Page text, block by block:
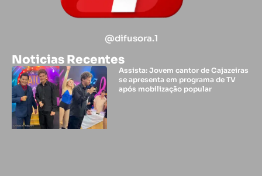
@difusora.1
Noticias Recentes
Assista: Jovem cantor de Cajazeiras
se apresenta em programa de TV
após mobilização popular